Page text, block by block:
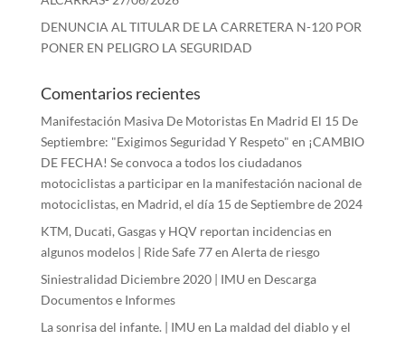
DENUNCIA AL TITULAR DE LA CARRETERA N-120 POR
PONER EN PELIGRO LA SEGURIDAD
Comentarios recientes
Manifestación Masiva De Motoristas En Madrid El 15 De
Septiembre: "Exigimos Seguridad Y Respeto" en ¡CAMBIO
DE FECHA! Se convoca a todos los ciudadanos
motociclistas a participar en la manifestación nacional de
motociclistas, en Madrid, el día 15 de Septiembre de 2024
KTM, Ducati, Gasgas y HQV reportan incidencias en
algunos modelos | Ride Safe 77en Alerta de riesgo
Siniestralidad Diciembre 2020 | IMU en Descarga
Documentos e Informes
La sonrisa del infante. | IMU en La maldad del diablo y el